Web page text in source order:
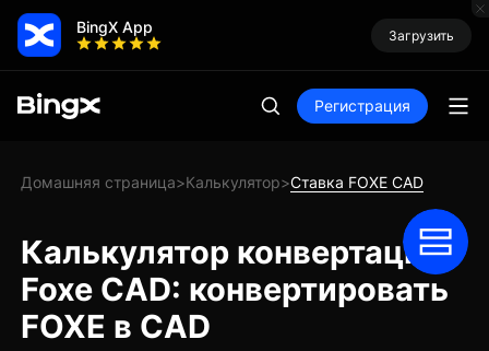
BingX App Загрузить
Регистрация
Домашняя страница>Калькулятор>Ставка FOXE CAD
Калькулятор конвертации
Foxe CAD: конвертировать
FOXE в CAD